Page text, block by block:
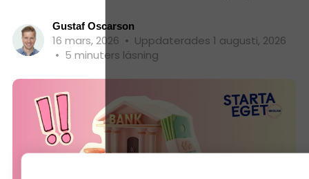
Gustaf Oscarson
16 mars, 2026 • Uppdaterades 1 augusti, 2026
• 5 minuters läsning